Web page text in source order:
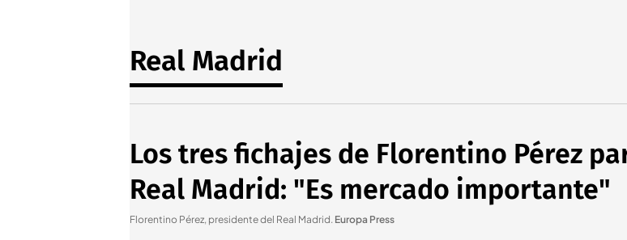
Real Madrid
Los tres fichajes de Florentino Pérez
Real Madrid: "Es mercado importante"
Florentino Pérez, presidente del Real Madrid. Europa Press